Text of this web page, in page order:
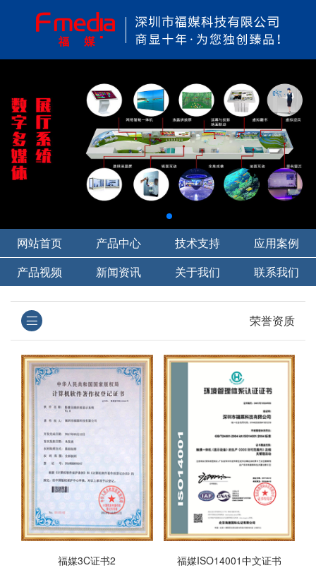
网站首页 产品中心 技术支持
应用案例
产品视频
新闻资讯 关于我们 联系我们
荣誉资质
福媒3C证书2 福媒ISO14001中文证书